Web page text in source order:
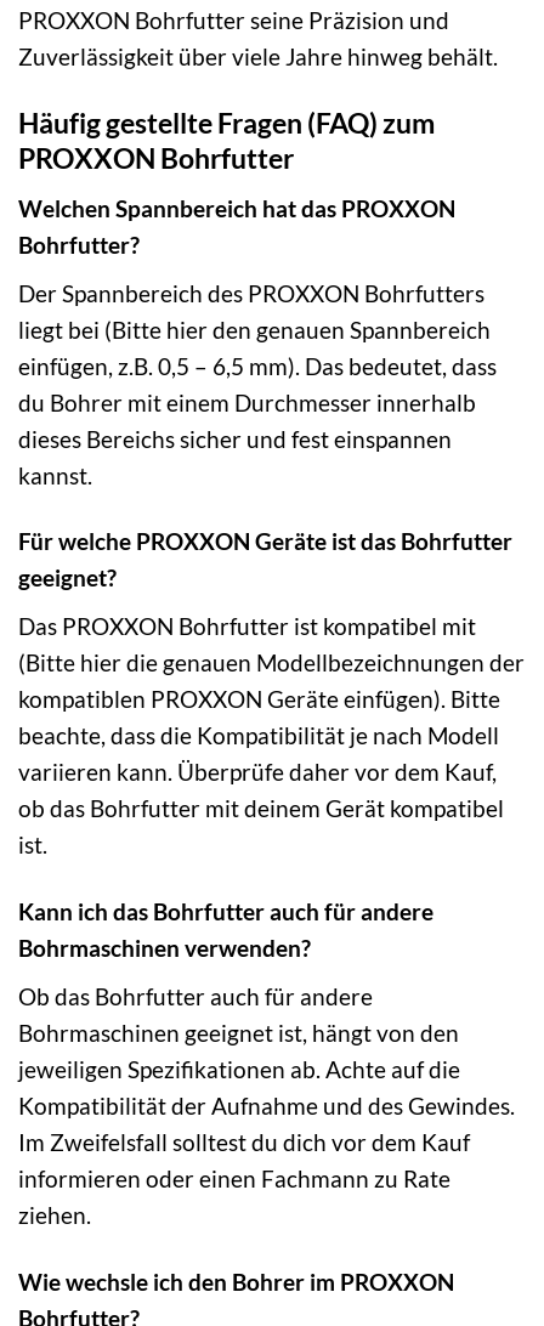
PROXXON Bohrfutter seine Präzision und
Zuverlässigkeit über viele Jahre hinweg behält.
Häufig gestellte Fragen (FAQ) zum
PROXXON Bohrfutter
Welchen Spannbereich hat das PROXXON
Bohrfutter?
Der Spannbereich des PROXXON Bohrfutters
liegt bei (Bitte hier den genauen Spannbereich
einfügen, z.B. 0,5 – 6,5 mm). Das bedeutet, dass
du Bohrer mit einem Durchmesser innerhalb
dieses Bereichs sicher und fest einspannen
kannst.
Für welche PROXXON Geräte ist das Bohrfutter
geeignet?
Das PROXXON Bohrfutter ist kompatibel mit
(Bitte hier die genauen Modellbezeichnungen der
kompatiblen PROXXON Geräte einfügen). Bitte
beachte, dass die Kompatibilität je nach Modell
variieren kann. Überprüfe daher vor dem Kauf,
ob das Bohrfutter mit deinem Gerät kompatibel
ist.
Kann ich das Bohrfutter auch für andere
Bohrmaschinen verwenden?
Ob das Bohrfutter auch für andere
Bohrmaschinen geeignet ist, hängt von den
jeweiligen Spezifikationen ab. Achte auf die
Kompatibilität der Aufnahme und des Gewindes.
Im Zweifelsfall solltest du dich vor dem Kauf
informieren oder einen Fachmann zu Rate
ziehen.
Wie wechsle ich den Bohrer im PROXXON
Bohrfutter?